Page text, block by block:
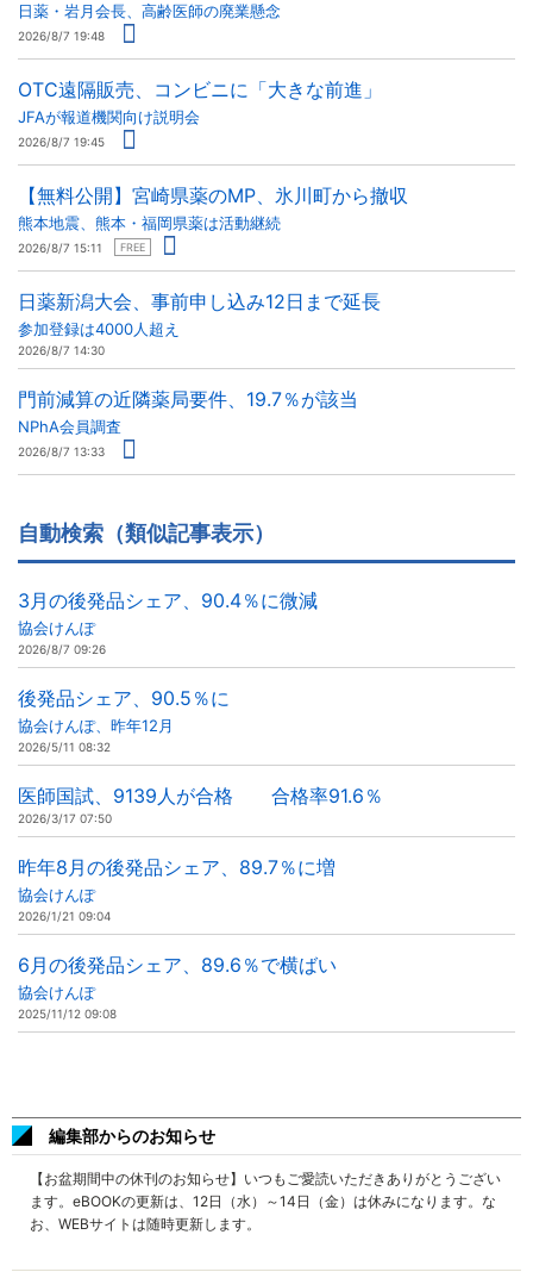
日薬・岩月会長、高齢医師の廃業懸念
2026/8/7 19:48
OTC遠隔販売、コンビニに「大きな前進」
JFAが報道機関向け説明会
2026/8/7 19:45
【無料公開】宮崎県薬のMP、氷川町から撤収
熊本地震、熊本・福岡県薬は活動継続
2026/8/7 15:11 FREE
日薬新潟大会、事前申し込み12日まで延長
参加登録は4000人超え
2026/8/7 14:30
門前減算の近隣薬局要件、19.7％が該当
NPhA会員調査
2026/8/7 13:33
自動検索（類似記事表示）
3月の後発品シェア、90.4％に微減
協会けんぽ
2026/8/7 09:26
後発品シェア、90.5％に
協会けんぽ、昨年12月
2026/5/11 08:32
医師国試、9139人が合格 合格率91.6％
2026/3/17 07:50
昨年8月の後発品シェア、89.7％に増
協会けんぽ
2026/1/21 09:04
6月の後発品シェア、89.6％で横ばい
協会けんぽ
2025/11/12 09:08
編集部からのお知らせ
【お盆期間中の休刊のお知らせ】いつもご愛読いただきありがとうござい
ます。eBOOKの更新は、12日（水）～14日（金）は休みになります。な
お、WEBサイトは随時更新します。